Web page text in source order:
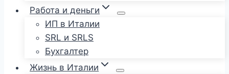
Работа и деньги
ИП в Италии
SRL и SRLS
Бухгалтер
Жизнь в Италии